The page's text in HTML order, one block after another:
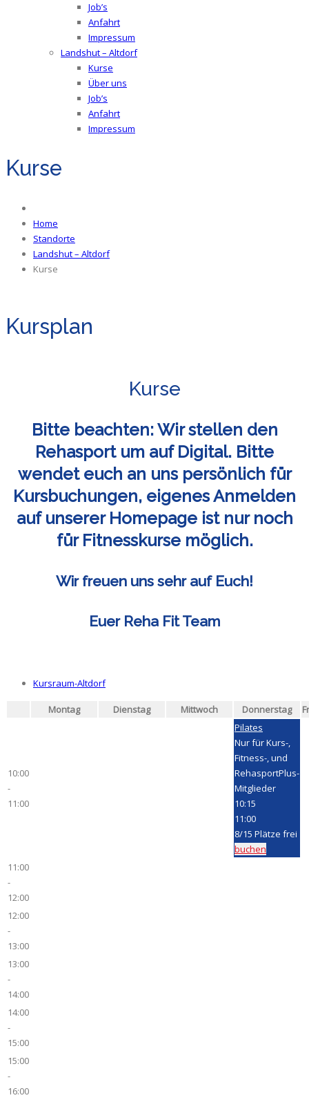
Job’s
Anfahrt
Impressum
Landshut – Altdorf
Kurse
Über uns
Job’s
Anfahrt
Impressum
Kurse
Home
Standorte
Landshut – Altdorf
Kurse
Kursplan
Kurse
Bitte beachten: Wir stellen den
Rehasport um auf Digital. Bitte
wendet euch an uns persönlich für
Kursbuchungen, eigenes Anmelden
auf unserer Homepage ist nur noch
für Fitnesskurse möglich.
Wir freuen uns sehr auf Euch!
Euer Reha Fit Team
Kursraum-Altdorf
Montag Dienstag Mittwoch Donnerstag
10:00
-
11:00
Pilates
Nur für Kurs-,
Fitness-, und
RehasportPlus-
Mitglieder
10:15
11:00
8/15 Plätze frei
buchen
11:00
-
12:00
12:00
-
13:00
13:00
-
14:00
14:00
-
15:00
15:00
-
16:00